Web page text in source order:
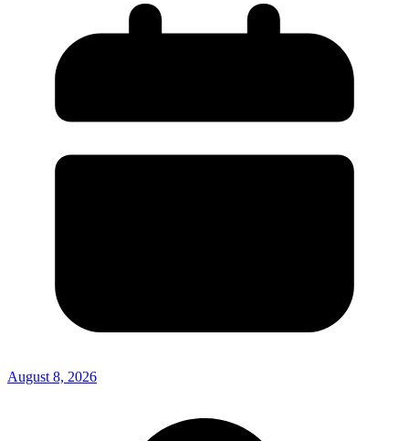
August 8, 2026